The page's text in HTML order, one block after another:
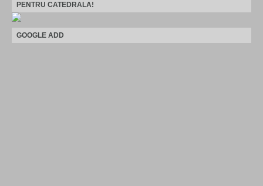
PENTRU CATEDRALA!
GOOGLE ADD